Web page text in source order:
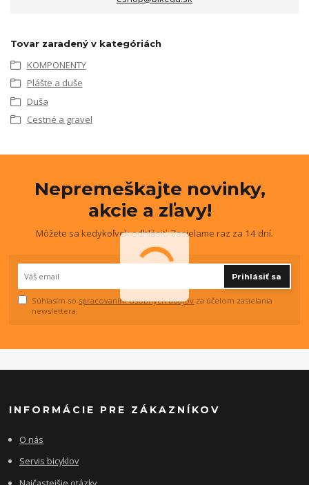
Tovar zaradený v kategóriách
KOMPONENTY
Plášte a duše
Duša
Cestné a gravel
Nepremeškajte novinky,
akcie a zľavy!
Môžete sa kedykoľvek odhlásiť. Zasielame raz za 14 dní.
Prihlásiť sa
Súhlasím so spracovaním osobných údajov za účelom zasielania
newslettera.
INFORMÁCIE PRE ZÁKAZNÍKOV
O nás
Servis bicyklov